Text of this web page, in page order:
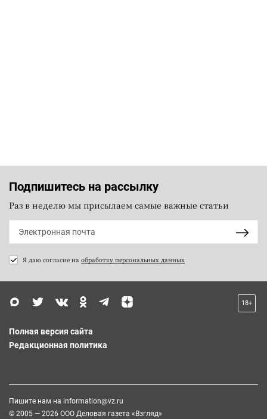
Подпишитесь на рассылку
Раз в неделю мы присылаем самые важные статьи
Я даю согласие на обработку персональных данных
18+
Полная версия сайта
Редакционная политика
Пишите нам на information@vz.ru
© 2005 — 2026 ООО Деловая газета «Взгляд»